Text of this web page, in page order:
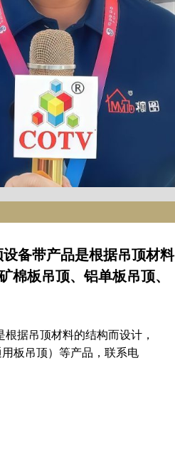
备带产品是根据吊顶材料
棉板吊顶、铝单板吊顶、
据吊顶材料的结构而设计，
板吊顶）等产品，联系电